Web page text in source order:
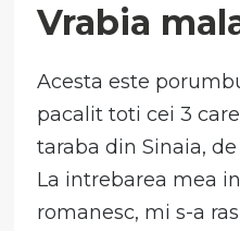
Vrabia
Acesta este
pacalit toti cei 3
taraba din Sinaia,
La intrebarea mea
romanesc, mi s-a